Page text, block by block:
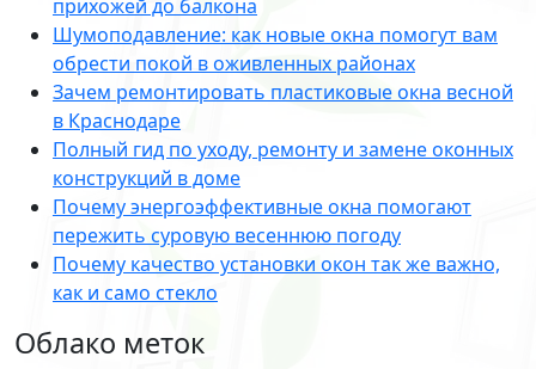
прихожей до балкона
Шумоподавление: как новые окна помогут вам
обрести покой в оживленных районах
Зачем ремонтировать пластиковые окна весной
в Краснодаре
Полный гид по уходу, ремонту и замене оконных
конструкций в доме
Почему энергоэффективные окна помогают
пережить суровую весеннюю погоду
Почему качество установки окон так же важно,
как и само стекло
Облако меток